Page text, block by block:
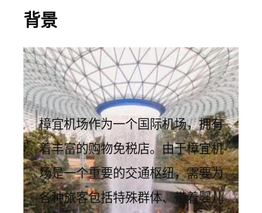
背景
樟宜机场作为一个国际机场，拥有
着丰富的购物免税店。由于樟宜机
场是一个重要的交通枢纽，需要为
各种旅客包括特殊群体、带着婴儿